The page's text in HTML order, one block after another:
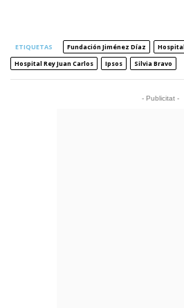
ETIQUETAS Fundación Jiménez Díaz
Hospital Rey Juan Carlos
Ipsos Silvia Bravo
- Publicitat -